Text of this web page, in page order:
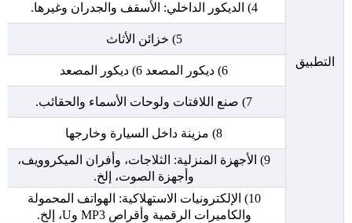
التطبيق
4) الديكور الداخلي: الأسقف والجدران وغيرها.
5) خزائن الأثاث
6) ديكور المصعد 6) ديكور المصعد
7) صنع اللافتات ولوحات الأسماء والحقائب.
8) مزينة داخل السيارة وخارجها
9) الأجهزة المنزلية: الثلاجات، وأفران الميكروويف،
وأجهزة الصوت، إلخ.
10) الإلكترونيات الاستهلاكية: الهواتف المحمولة
والكاميرات الرقمية وأقراص MP3 وU، إلخ.